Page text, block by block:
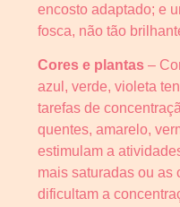
encosto adaptado; e
fosca, não tão
Cores e plantas –
azul, verde, violeta
tarefas de
quentes, amarelo,
estimulam a
mais saturadas ou as
dificultam a